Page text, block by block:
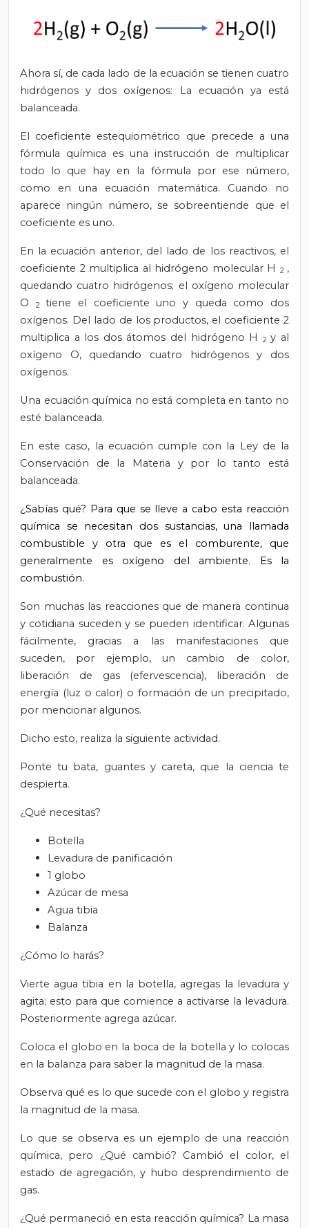
Ahora sí, de cada lado de la ecuación se tienen cuatro
hidrógenos y dos oxígenos: La ecuación ya está
balanceada.
El coeficiente estequiométrico que precede a una
fórmula química es una instrucción de multiplicar
todo lo que hay en la fórmula por ese número,
como en una ecuación matemática. Cuando no
aparece ningún número, se sobreentiende que el
coeficiente es uno.
En la ecuación anterior, del lado de los reactivos, el
coeficiente 2 multiplica al hidrógeno molecular H 2 ,
quedando cuatro hidrógenos; el oxígeno molecular
O
2 tiene el coeficiente uno y queda como dos
oxígenos. Del lado de los productos, el coeficiente 2
multiplica a los dos átomos del hidrógeno H
2y al
oxígeno O, quedando cuatro hidrógenos y dos
oxígenos.
Una ecuación química no está completa en tanto no
esté balanceada.
En este caso, la ecuación cumple con la Ley de la
Conservación de la Materia y por lo tanto está
balanceada.
¿Sabías qué? Para que se lleve a cabo esta reacción
química se necesitan dos sustancias, una llamada
combustible y otra que es el comburente, que
generalmente es oxígeno del ambiente. Es la
combustión.
Son muchas las reacciones que de manera continua
y cotidiana suceden y se pueden identificar. Algunas
fácilmente, gracias a las manifestaciones que
suceden, por ejemplo, un cambio de color,
liberación de gas (efervescencia), liberación de
energía (luz o calor) o formación de un precipitado,
por mencionar algunos.
Dicho esto, realiza la siguiente actividad.
Ponte tu bata, guantes y careta, que la ciencia te
despierta.
¿Qué necesitas?
Botella
Levadura de panificación
1 globo
Azúcar de mesa
Agua tibia
Balanza
¿Cómo lo harás?
Vierte agua tibia en la botella, agregas la levadura y
agita; esto para que comience a activarse la levadura.
Posteriormente agrega azúcar.
Coloca el globo en la boca de la botella y lo colocas
en la balanza para saber la magnitud de la masa.
Observa qué es lo que sucede con el globo y registra
la magnitud de la masa.
Lo que se observa es un ejemplo de una reacción
química, pero ¿Qué cambió? Cambió el color, el
estado de agregación, y hubo desprendimiento de
gas.
¿Qué permaneció en esta reacción química? La masa